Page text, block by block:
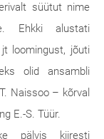
süütut nime
Ehkki alustati
loomingust, jõuti
olid ansambli
Naissoo – kõrval
E.-S. Tüür.
pälvis kiiresti